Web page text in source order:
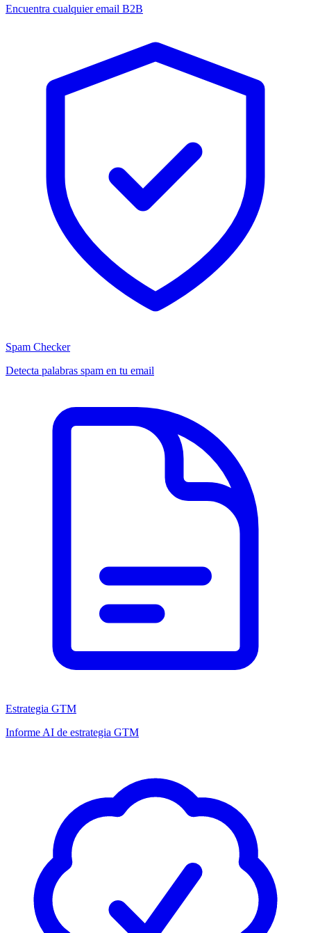
Encuentra cualquier email B2B
Spam Checker
Detecta palabras spam en tu email
Estrategia GTM
Informe AI de estrategia GTM